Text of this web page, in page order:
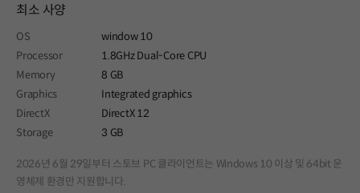
최소 사양
OS
window 10
Processor
1.8GHz Dual-Core CPU
Memory
8 GB
Graphics
Integrated graphics
DirectX
DirectX 12
Storage
3 GB
2026년 6월 29일부터 스토브 PC 클라이언트는 Windows 10 이상 및 64bit 운
영체제 환경만 지원합니다.